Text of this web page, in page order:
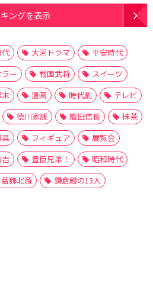
ングを表示
大河ドラマ
平安時代
ー 戦国武将
スイーツ
漫画 時代劇
テレビ
徳川家康 織田信長
抹茶
フィギュア
展覧会
吉 豊臣兄弟！
昭和時代
葛飾北斎 鎌倉殿の13人